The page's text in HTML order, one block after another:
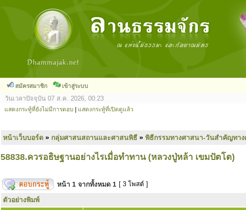
สมัครสมาชิก เข้าสู่ระบบ
วันเวลาปัจจุบัน 07 ส.ค. 2026, 00:23
แสดงกระทู้ที่ยังไม่มีการตอบ แสดงกระทู้ที่เปิดดูแล้ว
หน้าเว็บบอร์ด » กลุ่มศาสนสถานและศาสนพิธี » พิธีกรรมทางศาสนา-วันสำคัญทา
58838.ควรอธิษฐานอย่างไรเมื่อทำทาน (หลวงปู่หล้า เขมปัตโต)
หน้า 1 จากทั้งหมด 1 [ 3 โพสต์ ]
ตัวอย่างพิมพ์